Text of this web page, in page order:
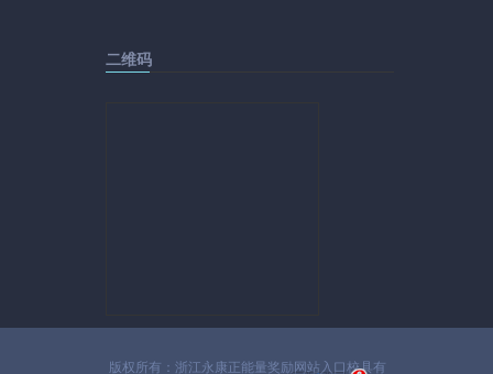
二维码
版权所有：浙江永康正能量奖励网站入口校具有